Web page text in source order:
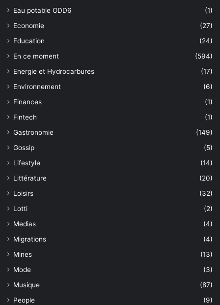
Eau potable ODD6
(1)
Economie
(27)
Education
(24)
En ce moment
(594)
Energie et Hydrocarbures
(17)
Environnement
(6)
Finances
(1)
Fintech
(1)
Gastronomie
(149)
Gossip
(5)
Lifestyle
(14)
Littérature
(20)
Loisirs
(32)
Lotti
(2)
Medias
(4)
Migrations
(4)
Mines
(13)
Mode
(3)
Musique
(87)
People
(9)